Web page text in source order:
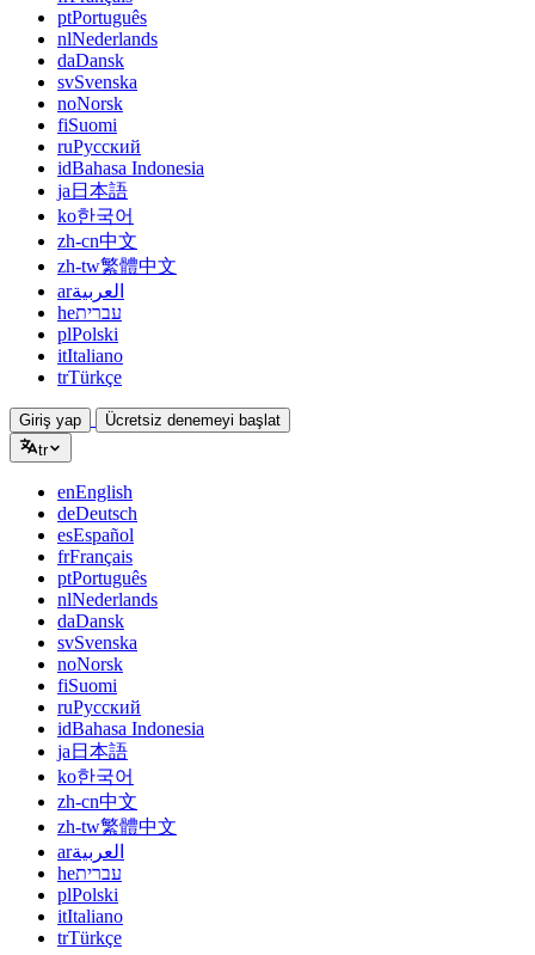
ptPortuguês
nlNederlands
daDansk
svSvenska
noNorsk
fiSuomi
ruРусский
idBahasa Indonesia
ja 日本語
ko한국어
zh-cn中文
zh-tw繁體中文
arالعربية
heעברית
plPolski
itItaliano
trTürkçe
Giriş yap
Ücretsiz denemeyi başlat
tr
enEnglish
deDeutsch
esEspañol
frFrançais
ptPortuguês
nlNederlands
daDansk
svSvenska
noNorsk
fiSuomi
ruРусский
idBahasa Indonesia
ja 日本語
ko한국어
zh-cn中文
zh-tw繁體中文
arالعربية
heעברית
plPolski
itItaliano
trTürkçe